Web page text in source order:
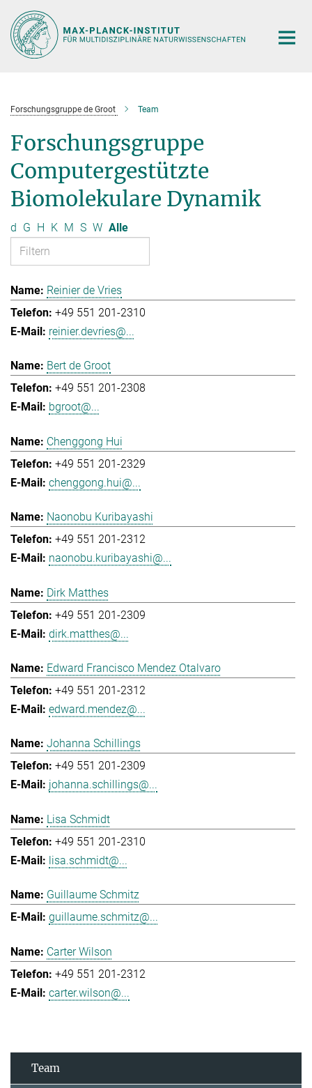
Hauptinhalt
Forschungsgruppe de Groot Team
Forschungsgruppe
Computergestützte
Biomolekulare Dynamik
d G H K M S W Alle
Reinier de Vries
+49 551 201-2310
reinier.devries@...
Bert de Groot
+49 551 201-2308
bgroot@...
Chenggong Hui
+49 551 201-2329
chenggong.hui@...
Naonobu Kuribayashi
+49 551 201-2312
naonobu.kuribayashi@...
Dirk Matthes
+49 551 201-2309
dirk.matthes@...
Edward Francisco Mendez Otalvaro
+49 551 201-2312
edward.mendez@...
Johanna Schillings
+49 551 201-2309
johanna.schillings@...
Lisa Schmidt
+49 551 201-2310
lisa.schmidt@...
Guillaume Schmitz
guillaume.schmitz@...
Carter Wilson
+49 551 201-2312
carter.wilson@...
Team